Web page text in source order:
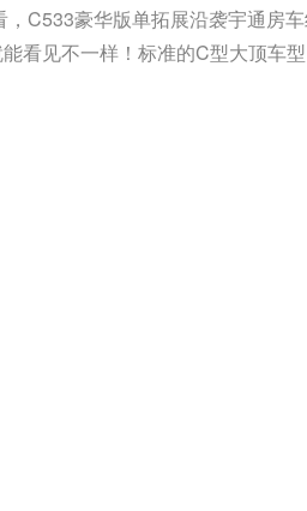
C533豪华版单拓展沿袭宇通房
看见不一样！标准的C型大顶车